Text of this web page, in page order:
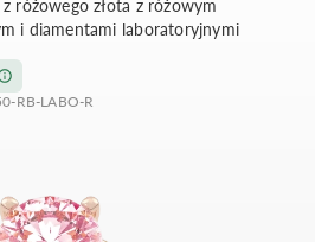
3D
z zakupu
różowego złota z różowym
i diamentami laboratoryjnymi
RB-LABO-R